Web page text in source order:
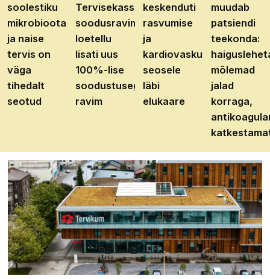
soolestiku
mikrobioota
ja naise
tervis on
väga
tihedalt
seotud
Tervisekassa
soodusravimite
loetellu
lisati uus
100%-lise
soodustusega
ravim
keskenduti
rasvumise
ja
kardiovaskulaarhaiguste
seosele
läbi
elukaare
muudab
patsiendi
teekonda:
mõlemad
jalad
korraga,